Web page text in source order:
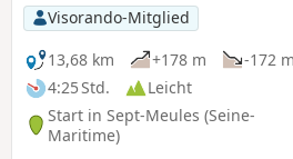
Visorando-Mitglied
13,68 km
+178 m
-172 m
4:25 Std.
Leicht
Start in Sept-Meules (Seine-
Maritime)